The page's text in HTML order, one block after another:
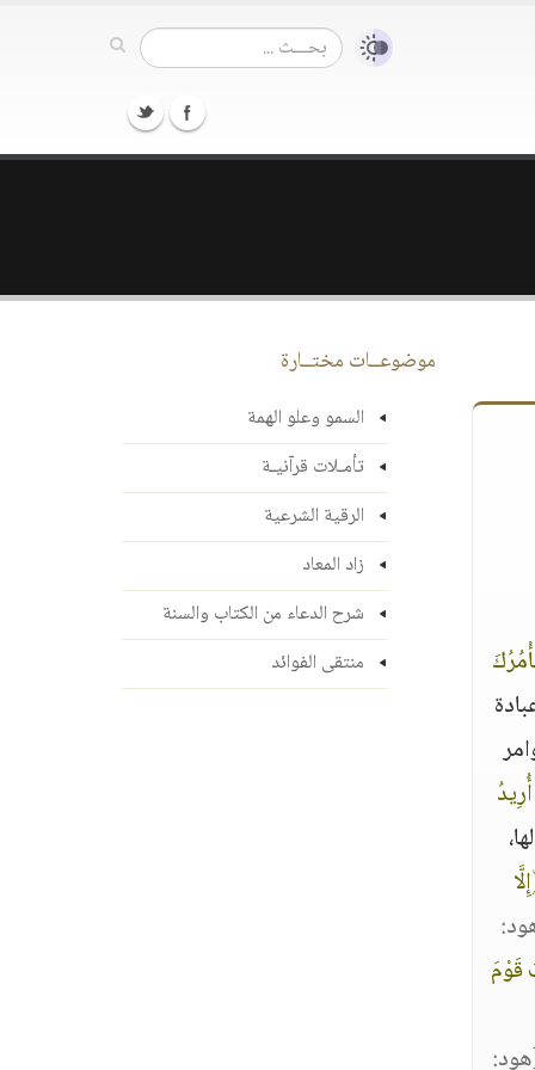
قَوْمَ
موضوعــات مختــارة
السمو وعلو الهمة
تأمـلات قرآنيـة
الرقية الشرعية
زاد المعاد
شرح الدعاء من الكتاب والسنة
منتقى الفوائد